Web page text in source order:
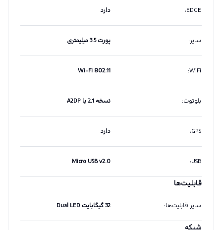
EDGE
: دارد
سایر: پورت 3.5 میلیمتری
WiFi
:
Wi-Fi 802.11
بلوتوث: نسخه 2.1 با A2DP
GPS
: دارد
USB
:
Micro USB v2.0
قابلیت‌ها
سایر قابلیت‌ها: 32 گیگابایت Dual LED
شبکه